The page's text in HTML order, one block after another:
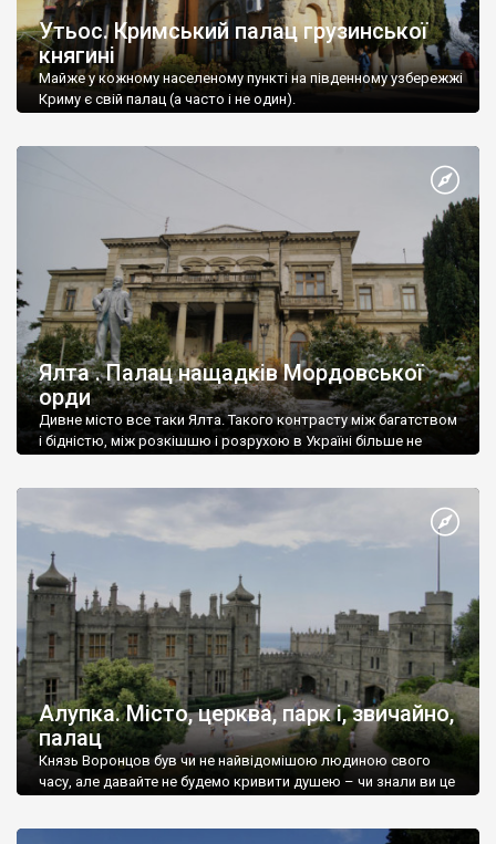
Утьос. Кримський палац грузинської
княгині
Майже у кожному населеному пункті на південному узбережжі
Криму є свій палац (а часто і не один).
Ялта . Палац нащадків Мордовської
орди
Дивне місто все таки Ялта. Такого контрасту між багатством
і бідністю, між розкішшю і розрухою в Україні більше не
Алупка. Місто, церква, парк і, звичайно,
палац
Князь Воронцов був чи не найвідомішою людиною свого
часу, але давайте не будемо кривити душею – чи знали ви це